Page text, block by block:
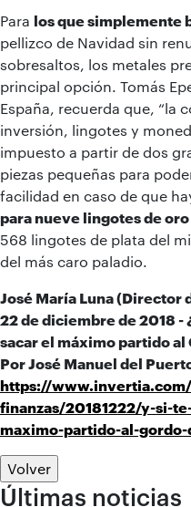
Para los que simplemente
pellizco de Navidad sin
sobresaltos, los metales
principal opción. Tomás
España, recuerda que, “la
inversión, lingotes y
impuesto a partir de dos
piezas pequeñas para
facilidad en caso de que
para nueve lingotes de
568 lingotes de plata del
del más caro paladio.
José María Luna (Director
22 de diciembre de 2018 -
sacar el máximo partido al
Por José Manuel del
https://
finanzas/20181222/y-si-
maximo-partido-al-gordo-
Volver
Últimas noticias